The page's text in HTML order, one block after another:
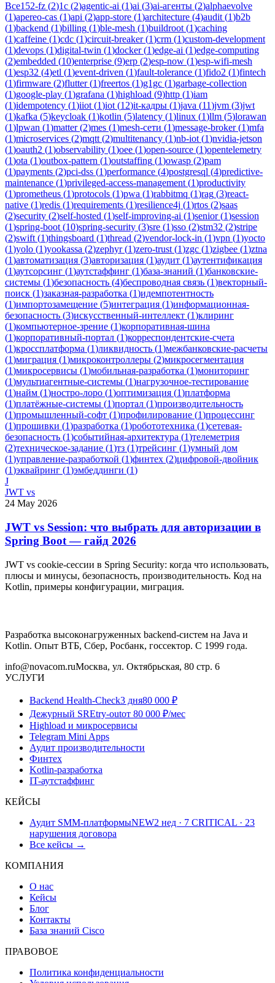
Все152-fz (2)1c (2)agentic-ai (1)ai (3)ai-агенты (2)alphaevolve
(1)apereo-cas (1)api (2)app-store (1)architecture (4)audit (1)b2b
(1)backend (1)billing (1)ble-mesh (1)buildroot (1)caching
(1)caffeine (1)cdc (1)circuit-breaker(1)crm (1)custom-development
(1)devops (1)digital-twin (1)docker(1)edge-ai (1)edge-computing
(2)embedded (10)enterprise (9)erp (2)esp-now (1)esp-wifi-mesh
(1)esp32 (4)etl (1)event-driven (1)fault-tolerance (1)fido2 (1)fintech
(1)firmware (2)flutter(1)freertos (1)g1gc (1)garbage-collection
(1)google-play (1)grafana (1)highload (9)http (1)iam
(1)idempotency (1)iiot (1)iot (12)it-кадры (1)java (11)jvm (3)jwt
(1)kafka (5)keycloak (1)kotlin (5)latency (1)linux (1)llm (5)lorawan
(1)lpwan (1)matter(2)mes (1)mesh-сети (1)message-broker(1)mfa
(1)microservices (2)mqtt (2)multitenancy (1)nb-iot (1)nvidia-jetson
(1)oauth2 (1)observability (1)oee (1)open-source (1)opentelemetry
(1)ota (1)outbox-pattern (1)outstaffing (1)owasp (2)pam
(1)payments (2)pci-dss (1)performance (4)postgresql (4)predictive-
maintenance (1)privileged-access-management (1)productivity
(1)prometheus (1)protocols (1)pwa (1)rabbitmq (1)rag (3)react-
native (1)redis (1)requirements (1)resilience4j (1)rtos (2)saas
(2)security (2)self-hosted (1)self-improving-ai (1)senior(1)session
(1)spring-boot (10)spring-security (3)sre (1)sso (2)stm32 (2)stripe
(2)swift (1)thingsboard (1)thread (2)vendor-lock-in (1)vpn (1)yocto
(1)yolo (1)yookassa (2)zephyr(1)zero-trust (1)zgc (1)zigbee (1)ztna
(1)автоматизация (3)авторизация (1)аудит (1)аутентификация
(1)аутсорсинг (1)аутстаффинг (1)база-знаний (1)банковские-
системы (1)безопасность (4)беспроводная связь (1)векторный-
поиск (1)заказная-разработка (1)идемпотентность
(1)импортозамещение (5)интеграция (1)информационная-
безопасность (3)искусственный-интеллект (1)клиринг
(1)компьютерное-зрение (1)корпоративная-шина
(1)корпоративный-портал (1)корреспондентские-счета
(1)кроссплатформа (1)ликвидность (1)межбанковские-расчеты
(1)миграция (1)микроконтроллеры (2)микросегментация
(1)микросервисы (1)мобильная-разработка (1)мониторинг
(1)мультиагентные-системы (1)нагрузочное-тестирование
(1)найм (1)ностро-лоро (1)оптимизация (1)платформа
(1)платёжные-системы (1)портал (1)производительность
(1)промышленный-софт (1)профилирование (1)процессинг
(1)прошивки (1)разработка (1)робототехника (1)сетевая-
безопасность (1)событийная-архитектура (1)телеметрия
(2)техническое-задание (1)тз (1)трейсинг (1)умный дом
(1)управление-разработкой (1)финтех (2)цифровой-двойник
(1)эквайринг (1)эмбеддинги (1)
J
JWT vs
24 May 2026
JWT vs Session: что выбрать для авторизации в
Spring Boot — гайд 2026
JWT vs cookie-сессии в Spring Security: когда что использовать,
плюсы и минусы, безопасность, производительность. Код на
Kotlin, примеры конфигурации, миграция.
Разработка высоконагруженных backend-систем на Java и
Kotlin. Опыт ВТБ, Сбер, Росбанк, госсектор. С 1999 года.
info@novacom.ruМосква, ул. Октябрьская, 80 стр. 6
УСЛУГИ
Backend Health-Check3 дня80 000 ₽
Дежурный SREtry-outот 80 000 ₽/мес
Highload и микросервисы
Telegram Mini Apps
Аудит производительности
Финтех
Kotlin-разработка
IT-аутстаффинг
КЕЙСЫ
Аудит SMM-платформыNEW2 нед · 7 CRITICAL · 23
нарушения договора
Все кейсы →
КОМПАНИЯ
О нас
Кейсы
Блог
Контакты
База знаний Cisco
ПРАВОВОЕ
Политика конфиденциальности